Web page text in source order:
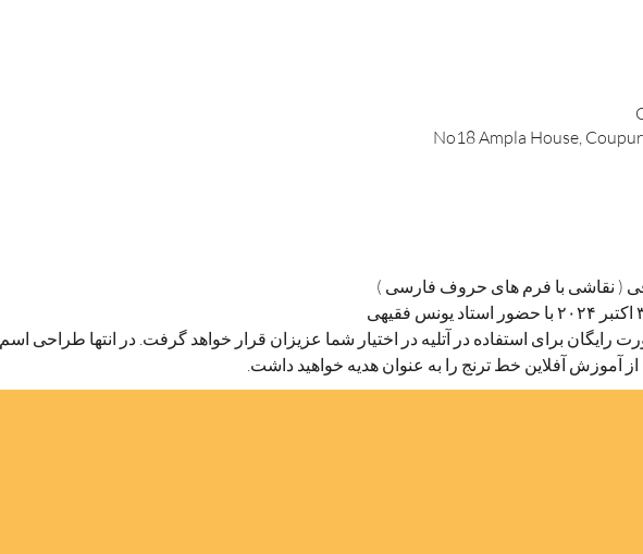
No18 Ampla House,
( نقاشی با فرم های حروف فارسی )
رایگان برای استفاده در آتلیه در اختیار شما عزیزان قرار خواهد گرفت. در انتها طراحی اسم